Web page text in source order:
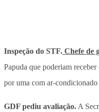
Inspeção do STF. Chefe de
Papuda que poderiam
por uma com ar-
GDF pediu avaliação. A